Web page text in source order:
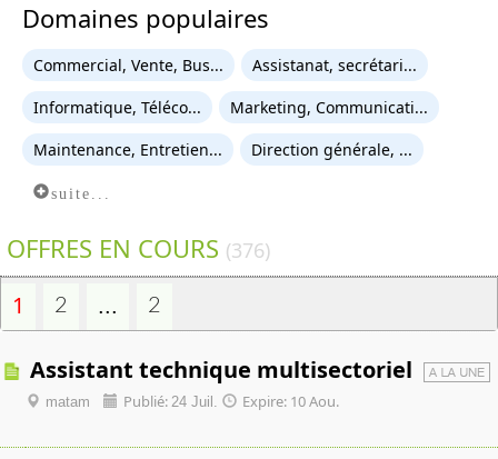
Domaines populaires
Commercial, Vente, Bus...
Assistanat, secrétari...
Informatique, Téléco...
Marketing, Communicati...
Maintenance, Entretien...
Direction générale, ...
suite...
OFFRES EN COURS (376)
1 2 ... 2
assistant technique multisectoriel
matam Publié: 24 Juil. Expire: 10 Aou.